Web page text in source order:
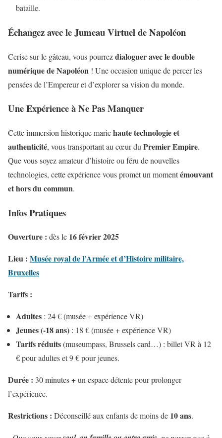
bataille.
Échangez avec le Jumeau Virtuel de Napoléon
Cerise sur le gâteau, vous pourrezdialoguer avec le double
numérique de Napoléon ! Une occasion unique de percer les
pensées de l’Empereur et d’explorer sa vision du monde.
Une Expérience à Ne Pas Manquer
Cette immersion historique mariehaute technologie et
authenticité, vous transportant au cœur du Premier Empire.
Que vous soyez amateur d’histoire ou féru de nouvelles
technologies, cette expérience vous promet un momentémouvant
et hors du commun.
Infos Pratiques
Ouverture : dès le 16 février 2025
Lieu : Musée royal de l’Armée et d’Histoire militaire,
Bruxelles
Tarifs :
Adultes : 24 € (musée + expérience VR)
Jeunes (-18 ans) : 18 € (musée + expérience VR)
Tarifs réduits(museumpass, Brussels card…) : billet VR à 12
€ pour adultes et 9 € pour jeunes.
Durée : 30 minutes + un espace détente pour prolonger
l’expérience.
Restrictions : Déconseillé aux enfants de moins de 10 ans.